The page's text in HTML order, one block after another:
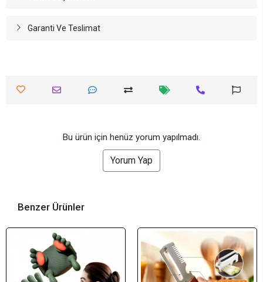
Garanti Ve Teslimat
Bu ürün için henüz yorum yapılmadı.
Yorum Yap
Benzer Ürünler